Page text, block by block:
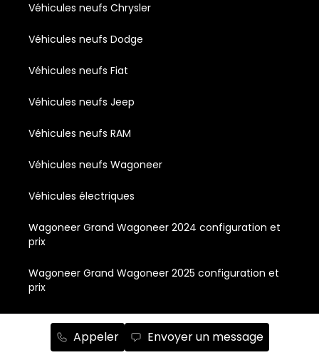
Appeler Envoyer un message
Véhicules neufs Chrysler
Véhicules neufs Dodge
Véhicules neufs Fiat
Véhicules neufs Jeep
Véhicules neufs RAM
Véhicules neufs Wagoneer
Véhicules électriques
Wagoneer Grand Wagoneer 2024 configuration et
prix
Wagoneer Grand Wagoneer 2025 configuration et
prix
Wagoneer Grand Wagoneer L 2024 configuration et